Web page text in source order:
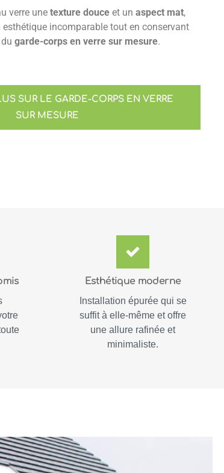
verre une texture douce et un aspect mat,
incomparable tout en conservant
garde-corps en verre sur mesure.
SUR LE GARDE-CORPS EN VERRE
SUR MESURE
Esthétique moderne
Installation épurée qui se
suffit à elle-même et offre
une allure rafinée et
minimaliste.